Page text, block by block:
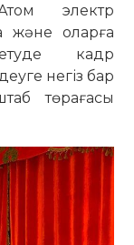
электр
және оларға
кадр
негіз бар
төрағасы